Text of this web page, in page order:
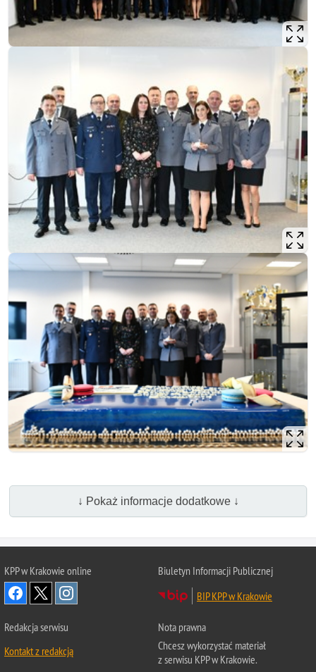
↓ Pokaż informacje dodatkowe ↓
KPP w Krakowie online
Biuletyn Informacji Publicznej
BIP KPP w Krakowie
Redakcja serwisu
Kontakt z redakcją
Nota prawna
Chcesz wykorzystać materiał
z serwisu KPP w Krakowie.